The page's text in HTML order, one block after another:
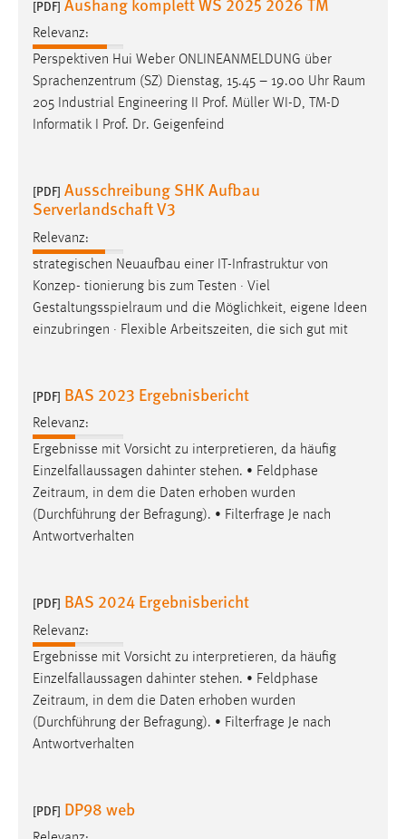
[PDF]
Relevanz:
Perspektiven Hui Weber ONLINEANMELDUNG über
Sprachenzentrum (SZ) Dienstag, 15.45 – 19.00 Uhr Raum
205 Industrial Engineering II Prof. Müller WI-D, TM-D
Informatik I Prof. Dr. Geigenfeind
[PDF] Ausschreibung SHK Aufbau
Serverlandschaft V3
Relevanz:
strategischen Neuaufbau einer IT-Infrastruktur von
Konzep- tionierung bis zum Testen · Viel
Gestaltungsspielraum und die Möglichkeit, eigene Ideen
einzubringen · Flexible Arbeitszeiten, die sich gut mit
[PDF] BAS 2023 Ergebnisbericht
Relevanz:
Ergebnisse mit Vorsicht zu interpretieren, da häufig
Einzelfallaussagen dahinter stehen. • Feldphase
Zeitraum, in dem die Daten erhoben wurden
(Durchführung der Befragung). • Filterfrage Je nach
Antwortverhalten
[PDF] BAS 2024 Ergebnisbericht
Relevanz:
Ergebnisse mit Vorsicht zu interpretieren, da häufig
Einzelfallaussagen dahinter stehen. • Feldphase
Zeitraum, in dem die Daten erhoben wurden
(Durchführung der Befragung). • Filterfrage Je nach
Antwortverhalten
[PDF] DP98 web